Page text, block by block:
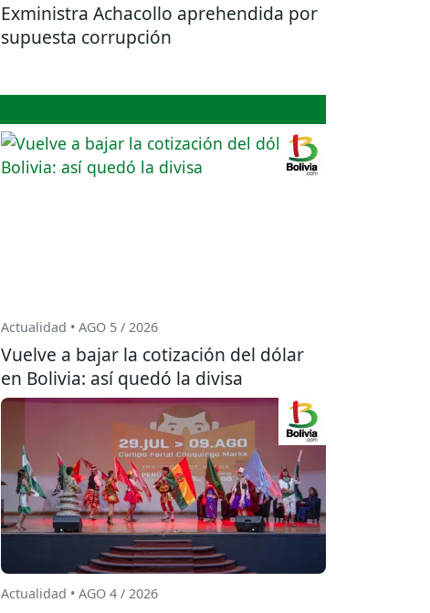
Exministra Achacollo aprehendida por
supuesta corrupción
Actualidad • AGO 5 / 2026
Vuelve a bajar la cotización del dólar
en Bolivia: así quedó la divisa
Actualidad • AGO 4 / 2026